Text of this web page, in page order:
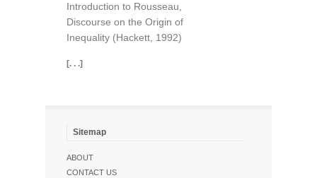
Introduction to Rousseau,
Discourse on the Origin of
Inequality (Hackett, 1992)
[. . .]
Sitemap
ABOUT
CONTACT US